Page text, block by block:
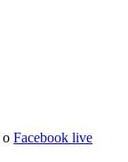
o Facebook live